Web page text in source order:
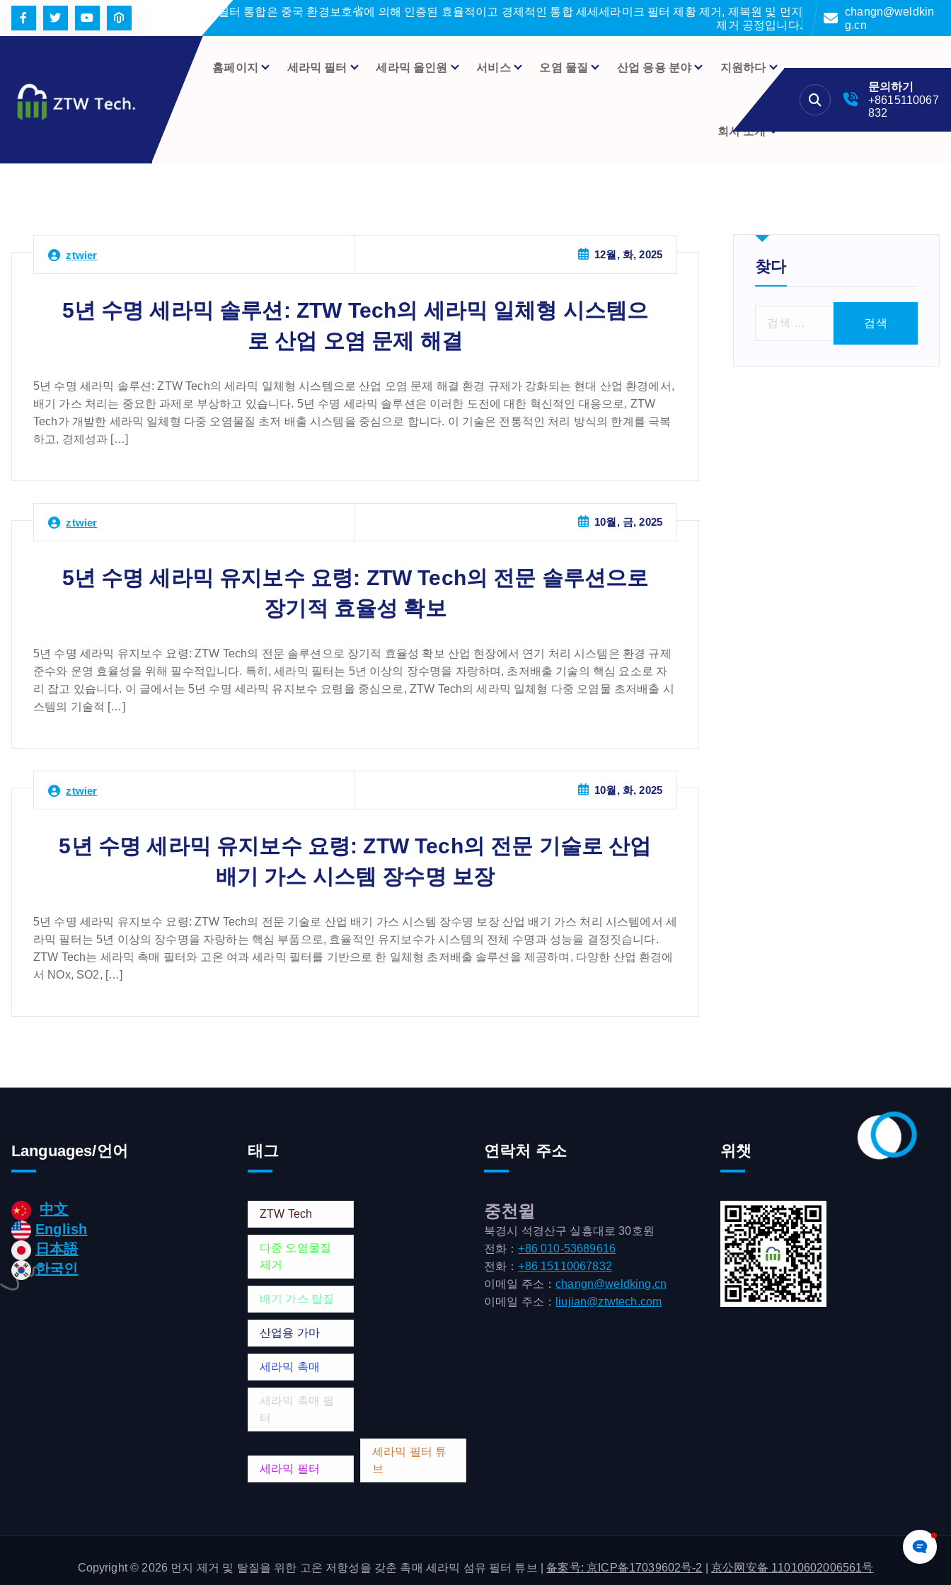
세라미크 필터 통합은 중국 환경보호省에 의해 인증된 효율적이고 경제적인 통합 세세세라미크 필터 제황 제거, 제복원 및 먼지
제거 공정입니다.
changn@weldkin
g.cn
홈페이지 세라믹 필터 세라믹 올인원 서비스 오염 물질 산업 응용 분야 지원하다
회사 소개
문의하기
+8615110067
832
ztwier 12월, 화, 2025
5년 수명 세라믹 솔루션: ZTW Tech의 세라믹 일체형 시스템으
로 산업 오염 문제 해결
5년 수명 세라믹 솔루션: ZTW Tech의 세라믹 일체형 시스템으로 산업 오염 문제 해결 환경 규제가 강화되는 현대 산업 환경에서,
배기 가스 처리는 중요한 과제로 부상하고 있습니다. 5년 수명 세라믹 솔루션은 이러한 도전에 대한 혁신적인 대응으로, ZTW
Tech가 개발한 세라믹 일체형 다중 오염물질 초저 배출 시스템을 중심으로 합니다. 이 기술은 전통적인 처리 방식의 한계를 극복
하고, 경제성과 […]
ztwier 10월, 금, 2025
5년 수명 세라믹 유지보수 요령: ZTW Tech의 전문 솔루션으로
장기적 효율성 확보
5년 수명 세라믹 유지보수 요령: ZTW Tech의 전문 솔루션으로 장기적 효율성 확보 산업 현장에서 연기 처리 시스템은 환경 규제
준수와 운영 효율성을 위해 필수적입니다. 특히, 세라믹 필터는 5년 이상의 장수명을 자랑하며, 초저배출 기술의 핵심 요소로 자
리 잡고 있습니다. 이 글에서는 5년 수명 세라믹 유지보수 요령을 중심으로, ZTW Tech의 세라믹 일체형 다중 오염물 초저배출 시
스템의 기술적 […]
ztwier 10월, 화, 2025
5년 수명 세라믹 유지보수 요령: ZTW Tech의 전문 기술로 산업
배기 가스 시스템 장수명 보장
5년 수명 세라믹 유지보수 요령: ZTW Tech의 전문 기술로 산업 배기 가스 시스템 장수명 보장 산업 배기 가스 처리 시스템에서 세
라믹 필터는 5년 이상의 장수명을 자랑하는 핵심 부품으로, 효율적인 유지보수가 시스템의 전체 수명과 성능을 결정짓습니다.
ZTW Tech는 세라믹 촉매 필터와 고온 여과 세라믹 필터를 기반으로 한 일체형 초저배출 솔루션을 제공하며, 다양한 산업 환경에
서 NOx, SO2, […]
찾다
Languages/언어
中文
English
日本語
한국인
태그
ZTW Tech
다중 오염물질
제거
배기 가스 탈질
산업용 가마
세라믹 촉매
세라믹 촉매 필
터
세라믹 필터
세라믹 필터 튜
브
연락처 주소
중천윌
북경시 석경산구 실흥대로 30호원
전화：+86 010-53689616
전화：+86 15110067832
이메일 주소：changn@weldking.cn
이메일 주소：
liujian@ztwtech.com
위챗
Copyright © 2026 먼지 제거 및 탈질을 위한 고온 저항성을 갖춘 촉매 세라믹 섬유 필터 튜브 |备案号: 京ICP备17039602号-2 |京公网安备 11010602006561号